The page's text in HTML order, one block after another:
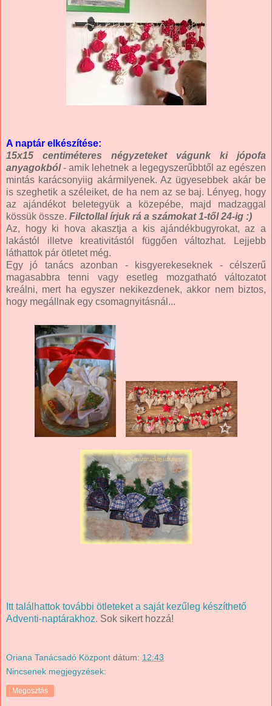
A naptár elkészítése:
15x15 centiméteres négyzeteket vágunk ki jópofa
anyagokból- amik lehetnek a legegyszerűbbtől az egészen
mintás karácsonyiig akármilyenek. Az ügyesebbek akár be
is szeghetik a széleiket, de ha nem az se baj. Lényeg, hogy
az ajándékot beletegyük a közepébe, majd madzaggal
kössük össze. Filctollal írjuk rá a számokat 1-től 24-ig :)
Az, hogy ki hova akasztja a kis ajándékbugyrokat, az a
lakástól illetve kreativitástól függően változhat. Lejjebb
láthattok pár ötletet még.
Egy jó tanács azonban - kisgyerekeseknek - célszerű
magasabbra tenni vagy esetleg mozgatható változatot
kreálni, mert ha egyszer nekikezdenek, akkor nem biztos,
hogy megállnak egy csomagnyitásnál...
Itt találhattok további ötleteket a saját kezűleg készíthető
Adventi-naptárakhoz. Sok sikert hozzá!
Oriana Tanácsadó Központ dátum: 12:43
Nincsenek megjegyzések:
Megosztás